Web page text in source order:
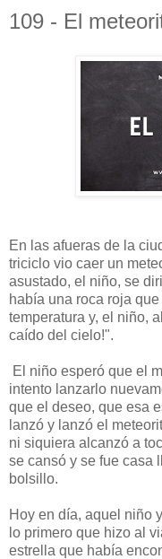
109 - El
En las afueras de la
triciclo vio caer un
asustado, el niño, se
había una roca roja
temperatura y, el niño,
caído del cielo!".
El niño esperó que el
intento lanzarlo
que el deseo, que esa
lanzó y lanzó el
ni siquiera alcanzó a
se cansó y se fue casa
bolsillo.
Hoy en día, aquel niño
lo primero que hizo al
estrella que había